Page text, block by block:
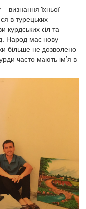
визнання їхньої
в турецьких
курдських сіл та
Народ має нову
більше не дозволено
часто мають ім’я в